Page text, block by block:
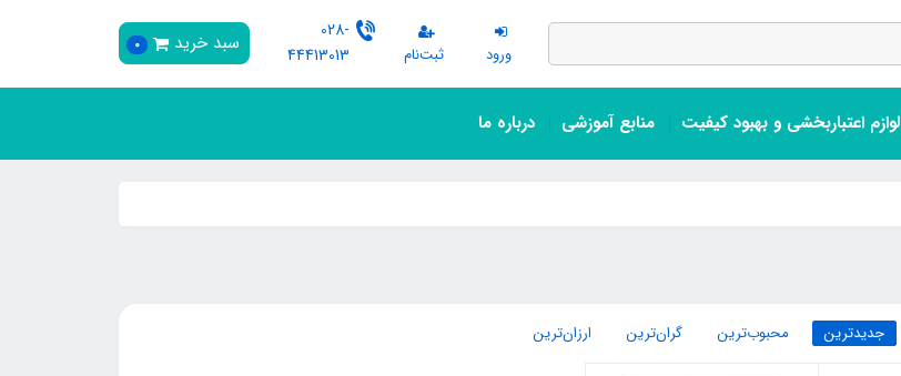
ورود ثبت‌نام
028-
44413013
سبد خرید 0
لوازم اعتباربخشی و بهبود کیفیت منابع آموزشی درباره ما
جدیدترین محبوب‌ترین گران‌ترین ارزان‌ترین